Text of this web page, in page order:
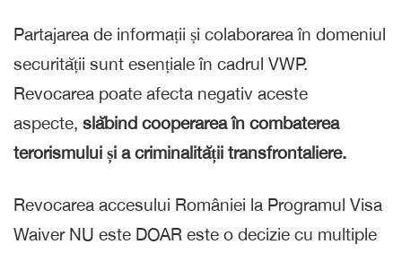
Partajarea de informații și colaborarea în domeniul
securității sunt esențiale în cadrul VWP.
Revocarea poate afecta negativ aceste
aspecte, slăbind cooperarea în combaterea
terorismului și a criminalității transfrontaliere.
Revocarea accesului României la Programul Visa
Waiver NU este DOAR este o decizie cu multiple